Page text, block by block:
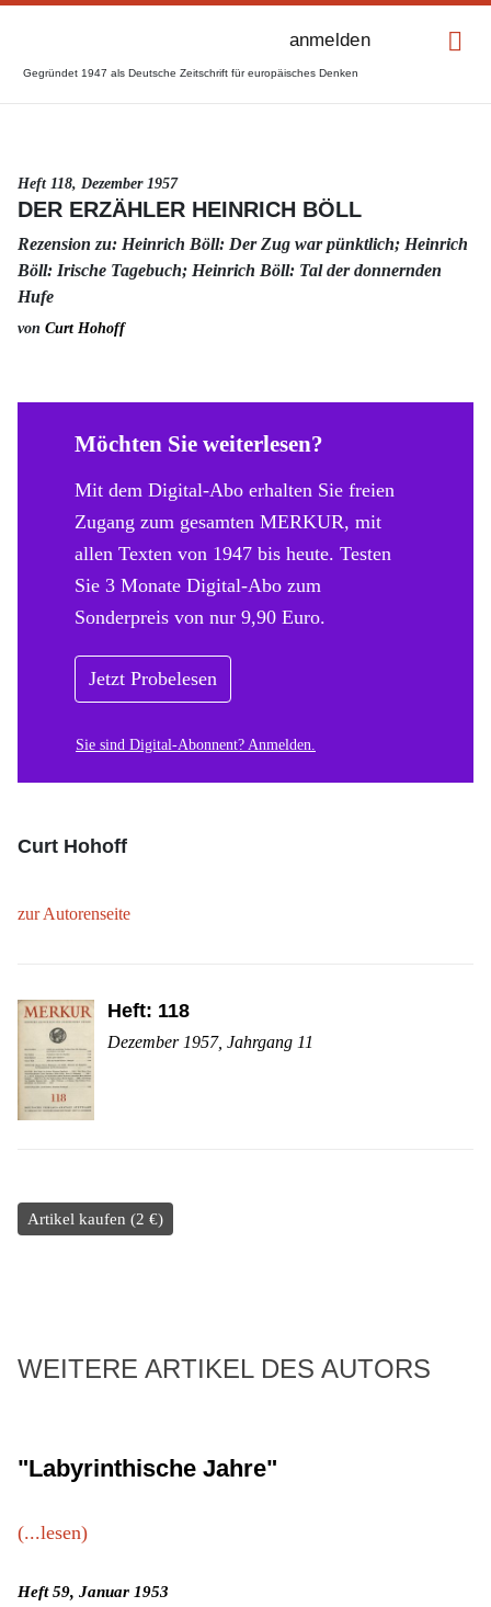
Gegründet 1947 als Deutsche Zeitschrift für europäisches Denken
anmelden
Heft 118, Dezember 1957
DER ERZÄHLER HEINRICH BÖLL
Rezension zu: Heinrich Böll: Der Zug war pünktlich; Heinrich
Böll: Irische Tagebuch; Heinrich Böll: Tal der donnernden
Hufe
von Curt Hohoff
Möchten Sie weiterlesen?
Mit dem Digital-Abo erhalten Sie freien
Zugang zum gesamten MERKUR, mit
allen Texten von 1947 bis heute. Testen
Sie 3 Monate Digital-Abo zum
Sonderpreis von nur 9,90 Euro.
Jetzt Probelesen
Sie sind Digital-Abonnent? Anmelden.
Curt Hohoff
zur Autorenseite
Heft: 118
Dezember 1957, Jahrgang 11
Artikel kaufen (2 €)
WEITERE ARTIKEL DES AUTORS
"Labyrinthische Jahre"
(...lesen)
Heft 59, Januar 1953